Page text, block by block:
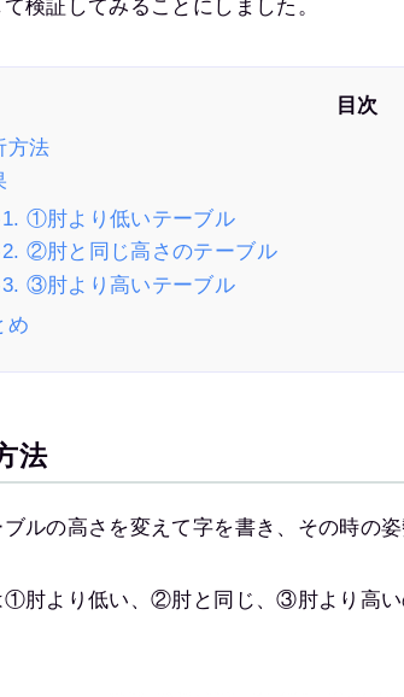
検証してみることにしました。
方法
①肘より低いテーブル
②肘と同じ高さのテーブル
③肘より高いテーブル
め
法
ルの高さを変えて字を書き、その時の
①肘より低い、②肘と同じ、③肘より高い